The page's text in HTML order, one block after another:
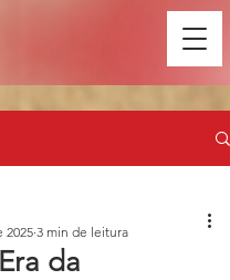
da
2025 3 min de leitura